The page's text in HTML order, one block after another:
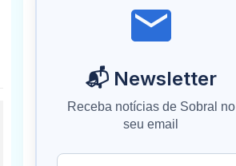
📬 Newsletter
Receba notícias de Sobral no
seu email